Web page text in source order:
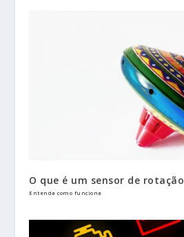
O que é um sensor de rotação
Entenda como funciona